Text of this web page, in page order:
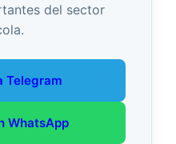
del sector
Telegram
WhatsApp